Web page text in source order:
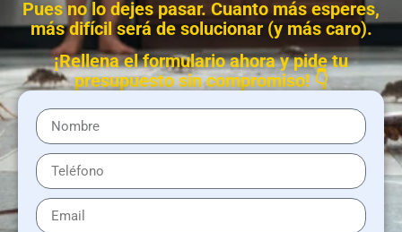
Pues no lo dejes pasar. Cuanto más esperes,
más difícil será de solucionar (y más caro).
¡Rellena el formulario ahora y pide tu
presupuesto sin compromiso! 👇